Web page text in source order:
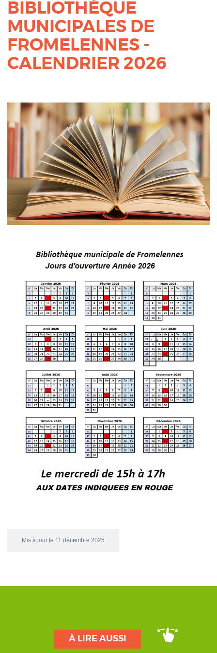
BIBLIOTHÈQUE
MUNICIPALES DE
FROMELENNES -
CALENDRIER 2026
Mis à jour le 11 décembre 2025
À LIRE AUSSI